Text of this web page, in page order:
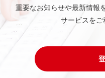
重要なお知らせや最新情報
サービスをご